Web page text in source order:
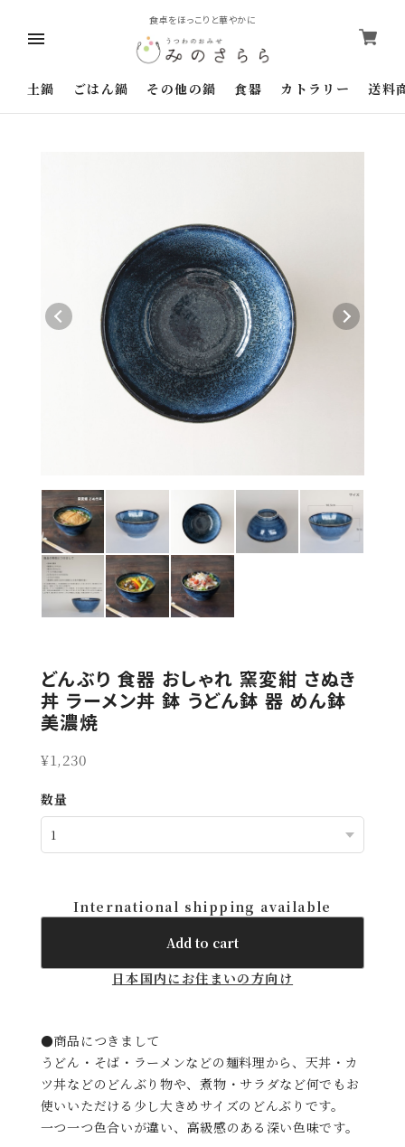
食卓をほっこりと華やかに
土鍋 ごはん鍋 その他の鍋 食器 カトラリー 送料
どんぶり 食器 おしゃれ 窯変紺 さぬき
丼 ラーメン丼 鉢 うどん鉢 器 めん鉢
美濃焼
¥1,230
数量
International shipping available
Add to cart
日本国内にお住まいの方向け
●商品につきまして
うどん・そば・ラーメンなどの麺料理から、天丼・カ
ツ丼などのどんぶり物や、煮物・サラダなど何でもお
使いいただける少し大きめサイズのどんぶりです。
一つ一つ色合いが違い、高級感のある深い色味です。